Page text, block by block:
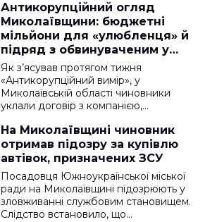
Антикорупційний огляд
Миколаївщини: бюджетні
мільйони для «улюбленця» й
підряд з обвинуваченим у
корупції
Як з’ясував протягом тижня
«Антикорупційний вимір», у
Миколаївській області чиновники
уклали договір з компанією,…
На Миколаївщині чиновник
отримав підозру за купівлю
автівок, призначених ЗСУ
Посадовця Южноукраїнської міської
ради на Миколаївщині підозрюють у
зловживанні службовим становищем.
Слідство встановило, що…